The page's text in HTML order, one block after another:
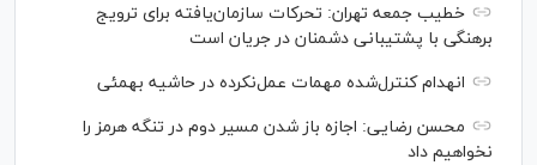
خطیب جمعه تهران: تحرکات سازمان‌یافته برای ترویج
برهنگی با پشتیبانی دشمنان در جریان است
انهدام کنترل‌شده مهمات عمل‌نکرده در حاشیه بهمئی
محسن رضایی: اجازه باز شدن مسیر دوم در تنگه هرمز را
نخواهیم داد